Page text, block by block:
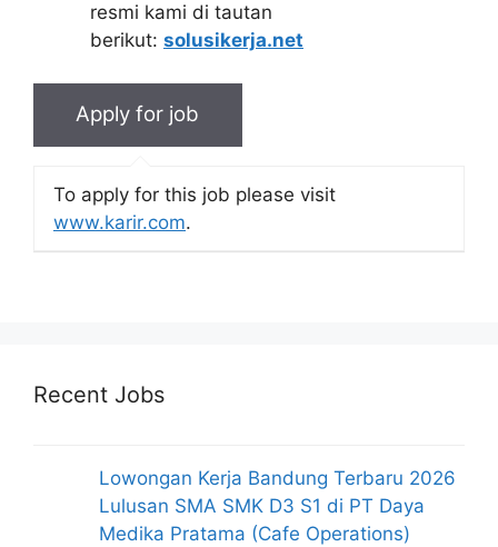
resmi kami di tautan
berikut: solusikerja.net
To apply for this job please visit
www.karir.com.
Recent Jobs
Lowongan Kerja Bandung Terbaru 2026
Lulusan SMA SMK D3 S1 di PT Daya
Medika Pratama (Cafe Operations)